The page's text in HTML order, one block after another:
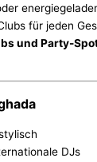
für jeden
und Party-
DJs